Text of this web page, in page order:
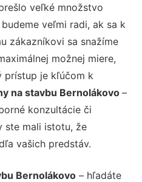
veľké množstvo
veľmi radi, ak sa k
zákazníkovi sa snažíme
možnej miere,
prístup je kľúčom k
na stavbu Bernolákovo –
konzultácie či
ste mali istotu, že
vašich predstáv.
Bernolákovo – hľadáte